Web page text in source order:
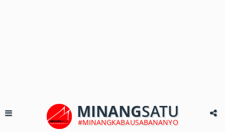
MINANGSATU
#MINANGKABAUSABANANYO